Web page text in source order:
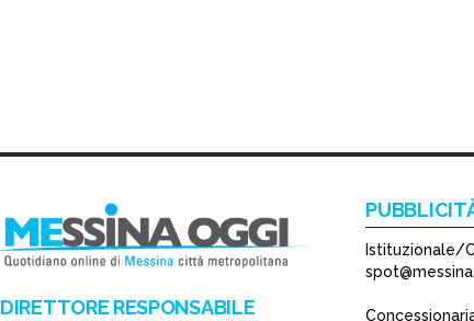
DIRETTORE RESPONSABILE
Istituzionale/